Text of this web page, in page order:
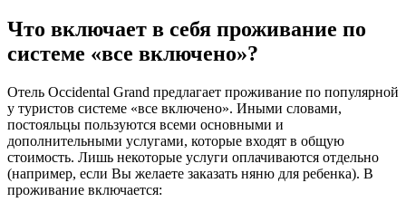
Что включает в себя проживание по
системе «все включено»?
Отель Occidental Grand предлагает проживание по популярной
у туристов системе «все включено». Иными словами,
постояльцы пользуются всеми основными и
дополнительными услугами, которые входят в общую
стоимость. Лишь некоторые услуги оплачиваются отдельно
(например, если Вы желаете заказать няню для ребенка). В
проживание включается: